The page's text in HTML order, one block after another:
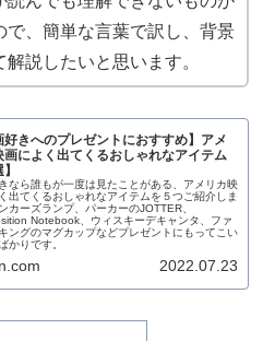
で、簡単な言葉で訳し、背景
説したいと思います。
好きへのプレゼントにおすすめ】アメ
画によく出てくるおしゃれなアイテム
なら誰もが一度は見たことがある、アメリカ映
出てくるおしゃれなアイテムを５つご紹介しま
カーズランプ、パーカーのJOTTER、
Notebook、ウィスキーデキャンタ、ファ
ングのマグカップなどプレゼントにもってこい
かりです。
2022.07.23